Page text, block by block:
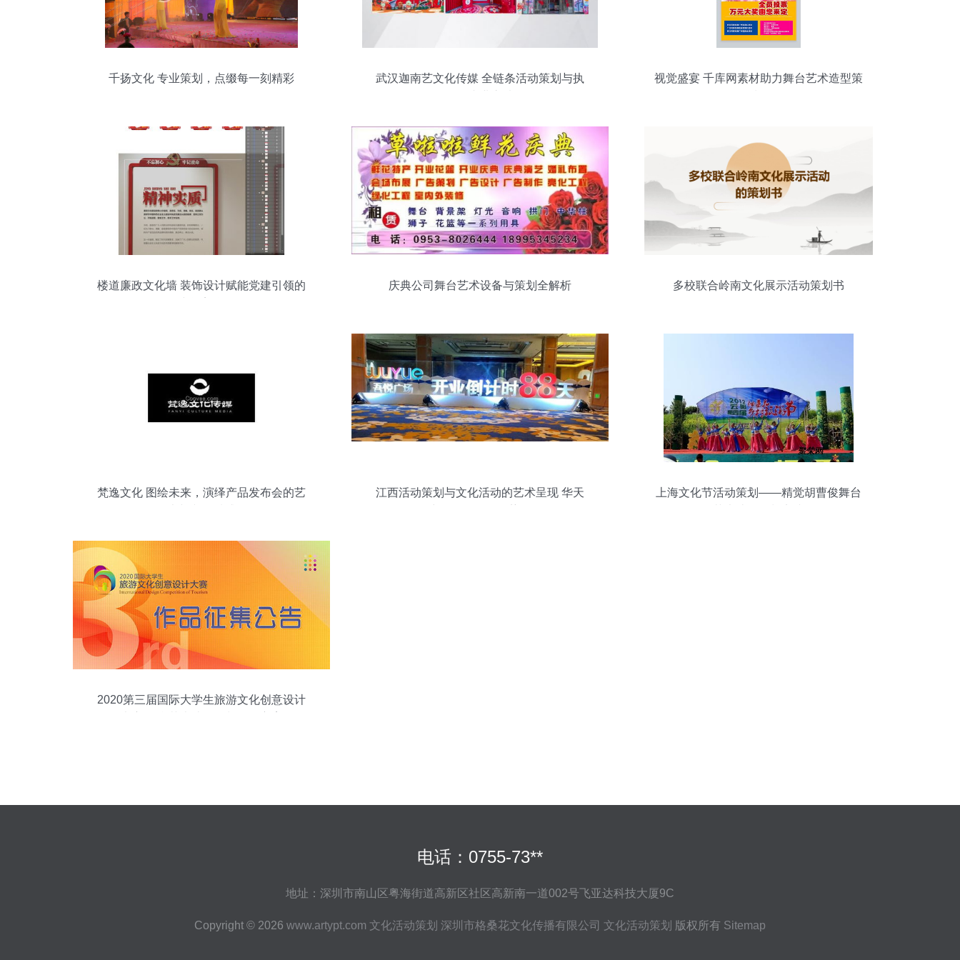
千扬文化 专业策划，点缀每一刻精彩
武汉迦南艺文化传媒 全链条活动策划与执
视觉盛宴 千库网素材助力舞台艺术造型策
楼道廉政文化墙 装饰设计赋能党建引领的
庆典公司舞台艺术设备与策划全解析 多校联合岭南文化展示活动策划书
梵逸文化 图绘未来，演绎产品发布会的艺
江西活动策划与文化活动的艺术呈现 华天
上海文化节活动策划——精觉胡曹俊舞台
2020第三届国际大学生旅游文化创意设计
电话：0755-73**
地址：深圳市南山区粤海街道高新区社区高新南一道002号飞亚达科技大厦9C
Copyright © 2026 www.artypt.com 文化活动策划 深圳市格桑花文化传播有限公司 文化活动策划 版权所有 Sitemap